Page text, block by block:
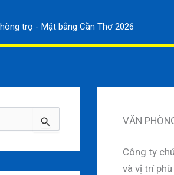
trọ - Mặt bằng Cần Thơ 2026
VĂN
Công ty
và vị trí